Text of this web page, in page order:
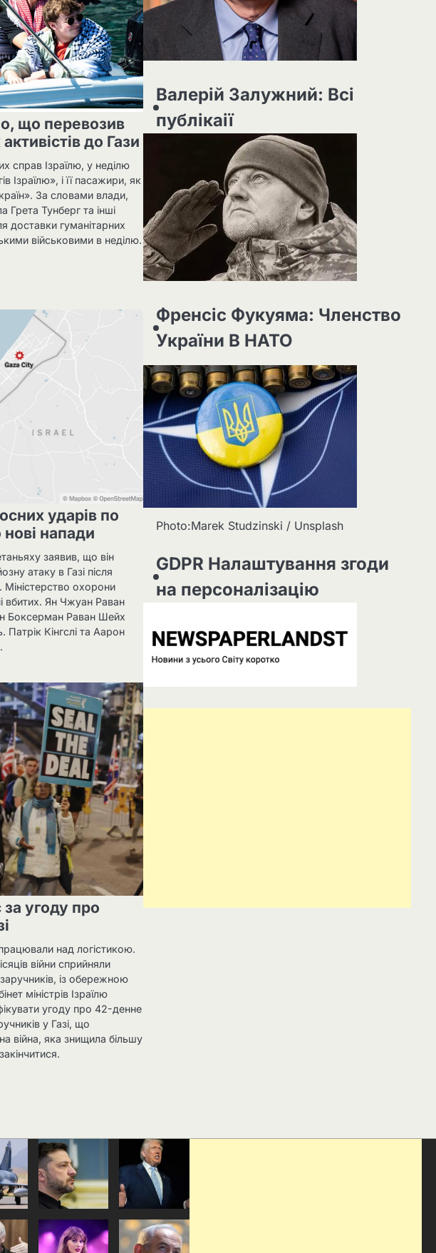
що перевозив
до Гази
справ Ізраїлю, у неділю
Ізраїлю», і її пасажири, як
За словами влади,
Грета Тунберг та інші
доставки гуманітарних
військовими в неділю.
ударів по
напади
заявив, що він
атаку в Газі після
охорони
вбитих. Ян Чжуан Раван
Боксерман Раван Шейх
Патрік Кінгслі та Аарон
за угоду про
над логістикою.
війни сприйняли
із обережною
міністрів Ізраїлю
угоду про 42-денне
у Газі, що
війна, яка знищила більшу
Валерій Залужний: Всі
публікаії
Френсіс Фукуяма: Членство
України В НАТО
Photo:Marek Studzinski / Unsplash
GDPR Налаштування згоди
на персоналізацію